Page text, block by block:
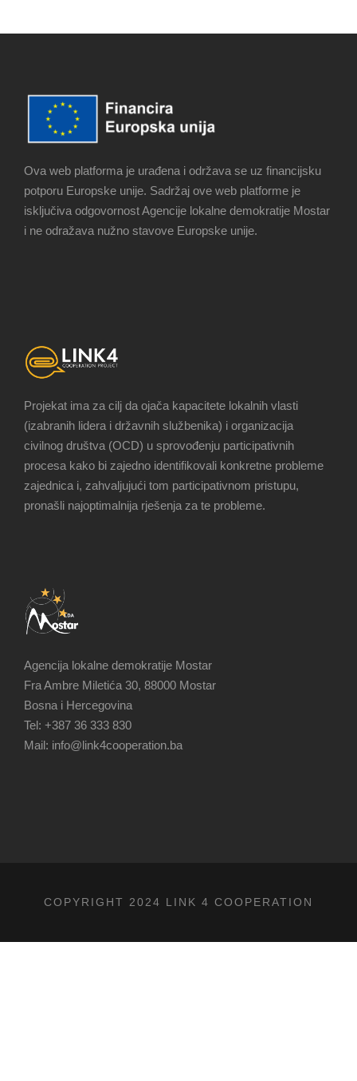
Ova web platforma je urađena i održava se uz financijsku
potporu Europske unije. Sadržaj ove web platforme je
isključiva odgovornost Agencije lokalne demokratije Mostar
i ne odražava nužno stavove Europske unije.
Projekat ima za cilj da ojača kapacitete lokalnih vlasti
(izabranih lidera i državnih službenika) i organizacija
civilnog društva (OCD) u sprovođenju participativnih
procesa kako bi zajedno identifikovali konkretne probleme
zajednica i, zahvaljujući tom participativnom pristupu,
pronašli najoptimalnija rješenja za te probleme.
Agencija lokalne demokratije Mostar
Fra Ambre Miletića 30, 88000 Mostar
Bosna i Hercegovina
Tel: +387 36 333 830
Mail: info@link4cooperation.ba
COPYRIGHT 2024 LINK 4 COOPERATION